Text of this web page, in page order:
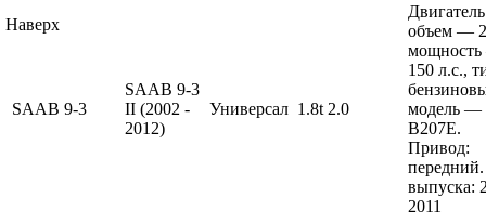
SAAB 9-3
SAAB 9-3
II (2002 -
2012)
Универсал 1.8t 2.0
объем —
150 л.с.,
модель —
B207E.
Привод:
выпуска:
2011
Наверх